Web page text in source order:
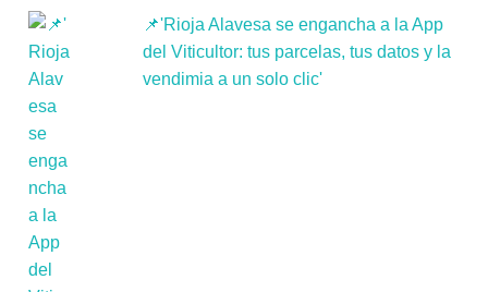
📌'Rioja Alavesa se engancha a la App
del Viticultor: tus parcelas, tus datos y la
vendimia a un solo clic'